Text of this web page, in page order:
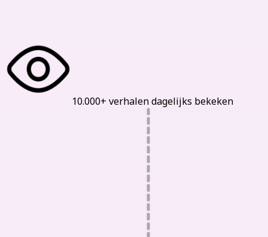
10.000+ verhalen dagelijks bekeken